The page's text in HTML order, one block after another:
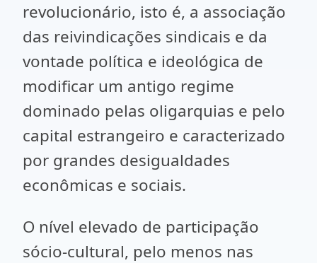
revolucionário, isto é, a associação
das reivindicações sindicais e da
vontade política e ideológica de
modificar um antigo regime
dominado pelas oligarquias e pelo
capital estrangeiro e caracterizado
por grandes desigualdades
econômicas e sociais.
O nível elevado de participação
sócio-cultural, pelo menos nas